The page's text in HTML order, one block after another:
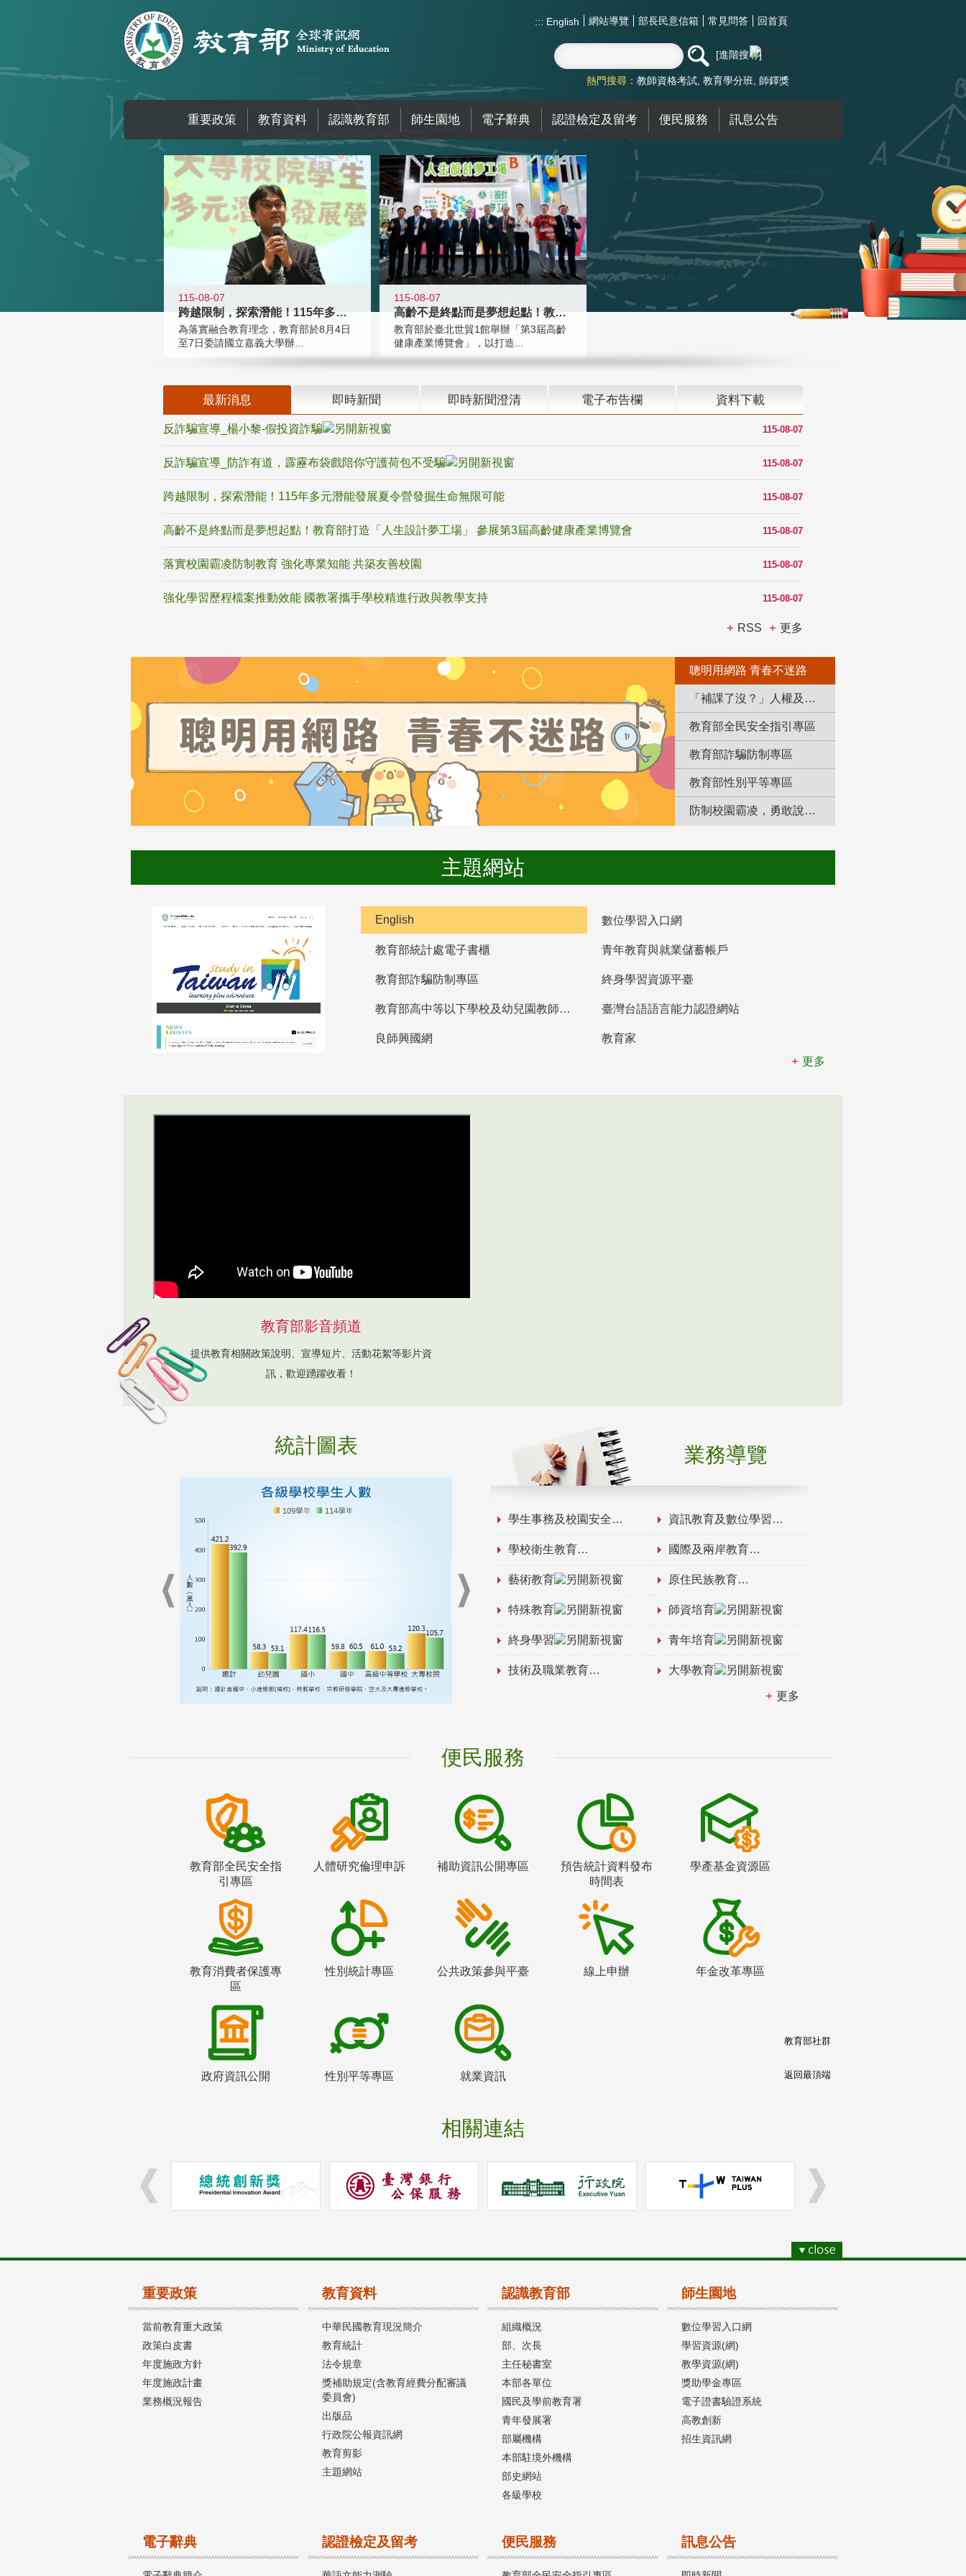
::: English 網站導覽 部長民意信箱 常見問答 回首頁
進階搜尋
熱門搜尋： 教師資格考試 教育學分班 師鐸獎
重要政策 教育資料 認識教育部 師生園地 電子辭典 認證檢定及留考 便民服務 訊息公告
:::
115-08-07
跨越限制，探索潛能！115年多元潛
為落實融合教育理念，教育部於8月4日
至7日委請國立嘉義大學辦...
115-08-07
高齡不是終點而是夢想起點！教育部打
教育部於臺北世貿1館舉辦「第3屆高齡
健康產業博覽會」，以打造...
最新消息 即時新聞 即時新聞澄清 電子布告欄 資料下載
115-08-07
反詐騙宣導_楊小黎-假投資詐騙
115-08-07
反詐騙宣導_防詐有道，霹靂布袋戲陪你守護荷包不受騙
115-08-07
跨越限制，探索潛能！115年多元潛能發展夏令營發掘生命無限可能
115-08-07
高齡不是終點而是夢想起點！教育部打造「人生設計夢工場」 參展第3屆高齡健康產業博覽會
115-08-07
落實校園霸凌防制教育 強化專業知能 共築友善校園
115-08-07
強化學習歷程檔案推動效能 國教署攜手學校精進行政與教學支持
RSS 更多
聰明用網路 青春不迷路
「補課了沒？」人權及轉型正義教育專區
教育部全民安全指引專區
教育部詐騙防制專區
教育部性別平等專區
防制校園霸凌，勇敢說出來！
主題網站
English 數位學習入口網
教育部統計處電子書櫃 青年教育與就業儲蓄帳戶
教育部詐騙防制專區 終身學習資源平臺
教育部高中等以下學校及幼兒園教師資格檢定考試 臺灣台語語言能力認證網站
良師興國網
教育家
更多
教育部影音頻道
提供教育相關政策說明、宣導短片、活動花絮等影片資
訊，歡迎踴躍收看！
統計圖表 業務導覽
學生事務及校園安全 資訊教育及數位學習
學校衛生教育 國際及兩岸教育
藝術教育 原住民族教育
特殊教育 師資培育
終身學習 青年培育
技術及職業教育 大學教育
更多
便民服務
教育部全民安全指
引專區
人體研究倫理申訴 補助資訊公開專區
預告統計資料發布
時間表
學產基金資源區
教育消費者保護專
區
性別統計專區 公共政策參與平臺 線上申辦 年金改革專區
政府資訊公開 性別平等專區 就業資訊
相關連結
教育部社群
返回最頂端
重要政策
當前教育重大政策
政策白皮書
年度施政方針
年度施政計畫
業務概況報告
教育資料
中華民國教育現況簡介
教育統計
法令規章
獎補助規定(含教育經費分配審議
委員會)
出版品
行政院公報資訊網
教育剪影
主題網站
認識教育部
組織概況
部、次長
主任秘書室
本部各單位
國民及學前教育署
青年發展署
部屬機構
本部駐境外機構
部史網站
各級學校
師生園地
數位學習入口網
學習資源(網)
教學資源(網)
獎助學金專區
電子證書驗證系統
高教創新
招生資訊網
電子辭典 認證檢定及留考 便民服務 訊息公告